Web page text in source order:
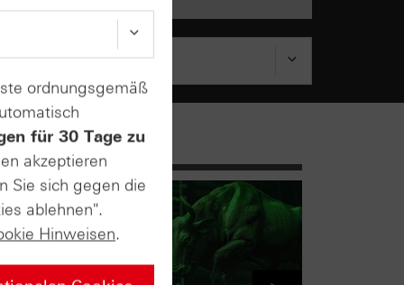
ordnungsgemäß
für 30 Tage zu
akzeptieren
Sie sich gegen die
ablehnen".
Hinweisen.